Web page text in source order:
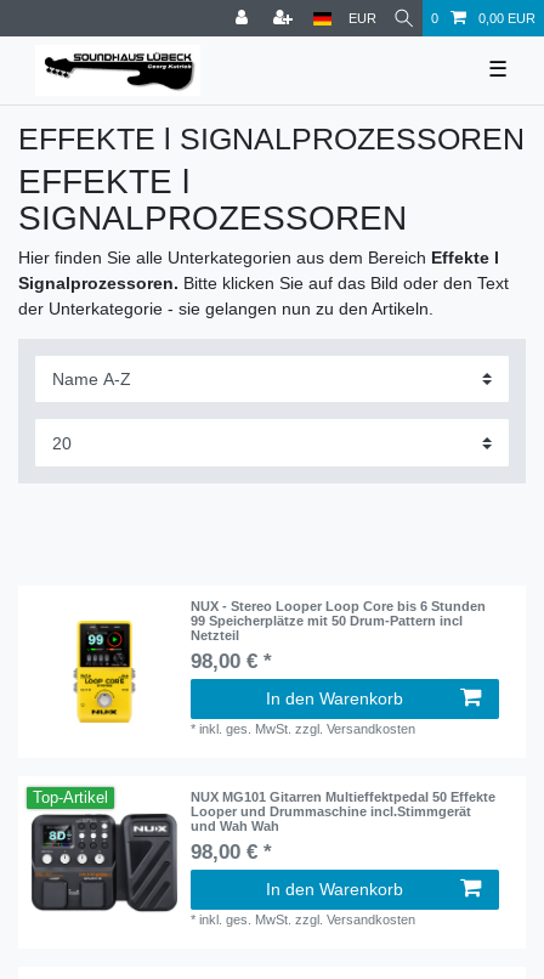
EUR 0 0,00 EUR
☰
EFFEKTE l SIGNALPROZESSOREN
EFFEKTE l
SIGNALPROZESSOREN
Hier finden Sie alle Unterkategorien aus dem Bereich Effekte l
Signalprozessoren. Bitte klicken Sie auf das Bild oder den Text
der Unterkategorie - sie gelangen nun zu den Artikeln.
NUX - Stereo Looper Loop Core bis 6 Stunden
99 Speicherplätze mit 50 Drum-Pattern incl
Netzteil
98,00 € *
In den Warenkorb
*inkl. ges. MwSt. zzgl.Versandkosten
Top-Artikel
NUX MG101 Gitarren Multieffektpedal 50 Effekte
Looper und Drummaschine incl.Stimmgerät
und Wah Wah
98,00 € *
In den Warenkorb
*inkl. ges. MwSt. zzgl.Versandkosten